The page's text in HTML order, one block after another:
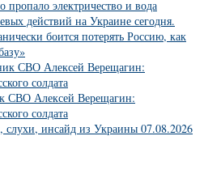
пропало электричество и вода
действий на Украине сегодня.
боится потерять Россию, как
СВО Алексей Верещагин:
солдата
СВО Алексей Верещагин:
солдата
слухи, инсайд из Украины 07.08.2026